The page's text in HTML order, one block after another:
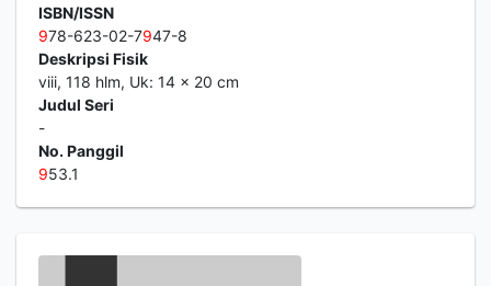
ISBN/ISSN
978-623-02-7947-8
Deskripsi Fisik
viii, 118 hlm, Uk: 14 x 20 cm
Judul Seri
-
No. Panggil
953.1